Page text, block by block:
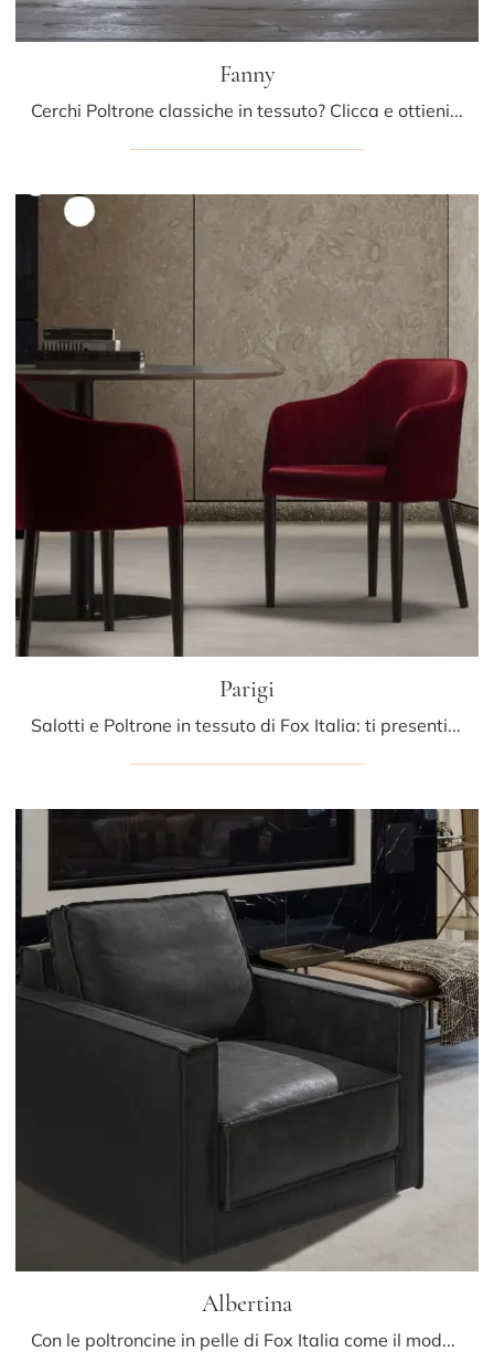
Fanny
Cerchi Poltrone classiche in tessuto? Clicca e ottieni informazioni sul modello Fanny di Fox Italia.
Parigi
Salotti e Poltrone in tessuto di Fox Italia: ti presentiamo il modello Parigi in tessuto per completare i tuoi spazi.
Albertina
Con le poltroncine in pelle di Fox Italia come il modello Albertina potrai completare il tuo concept d'arredo.